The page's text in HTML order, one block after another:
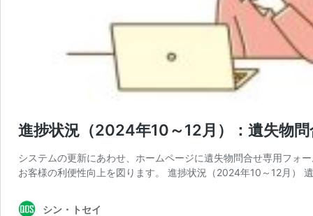
進捗状況（2024年10～12月）：遺失物
システムの更新にあわせ、ホームページに遺失物問合せ専用フォ
お客様の利便性向上を図ります。 進捗状況（2024年10～12月）
シン・トセイ